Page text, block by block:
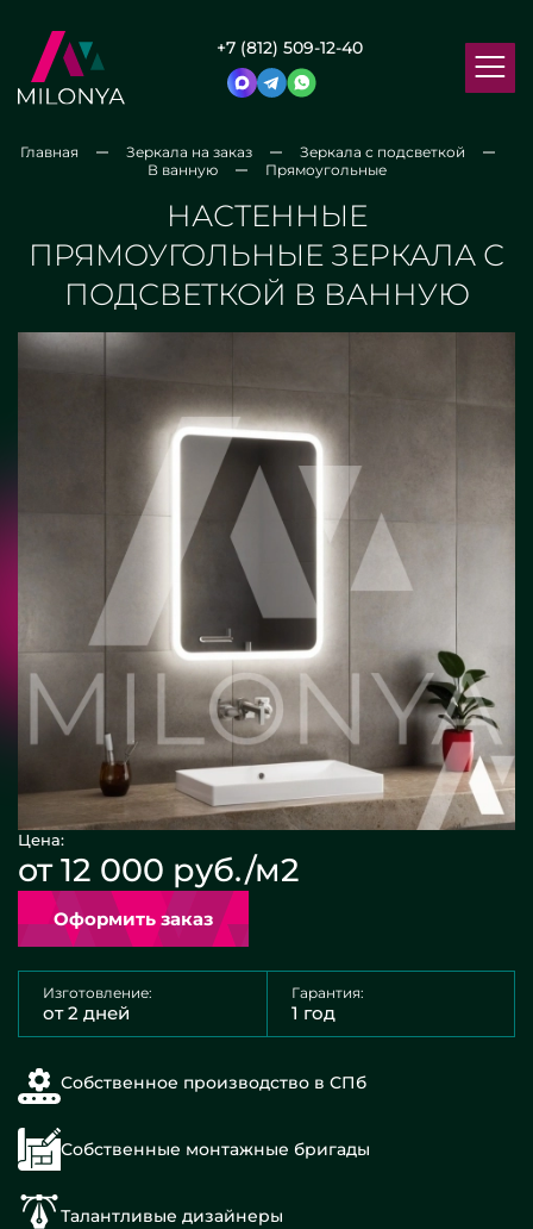
+7 (812) 509-12-40
Главная Зеркала на заказ
Зеркала с подсветкой
В ванную
Прямоугольные
НАСТЕННЫЕ
ПРЯМОУГОЛЬНЫЕ ЗЕРКАЛА С
ПОДСВЕТКОЙ В ВАННУЮ
Цена:
от 12 000 руб./м2
Оформить заказ
Изготовление:
от 2 дней
Гарантия:
1 год
Собственное производство в СПб
Собственные монтажные бригады
Талантливые дизайнеры